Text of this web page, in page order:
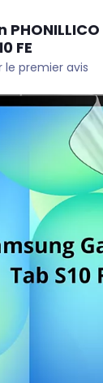
PHONILLICO
FE
le premier avis